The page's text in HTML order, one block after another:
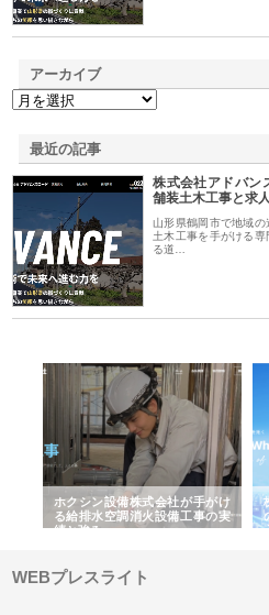
アーカイブ
最近の記事
株式会社アドバン
舗装土木工事と求
山形県鶴岡市で地域
土木工事を手がける
る道…
ホクシン設備株式会社が手がけ
る給排水空調消火設備工事の実
績と強み
WEBプレスライト